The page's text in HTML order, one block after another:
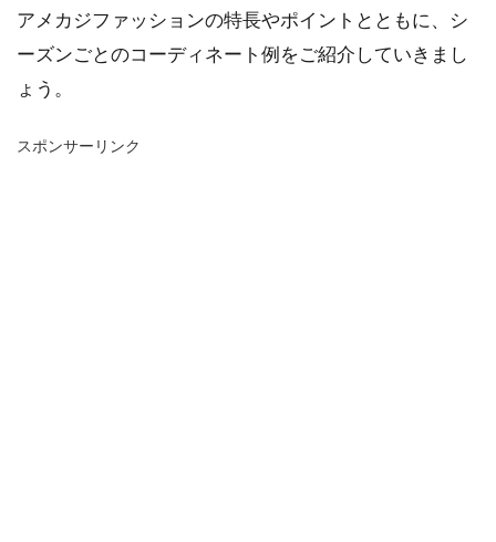
アメカジファッションの特長やポイントとともに、シ
ーズンごとのコーディネート例をご紹介していきまし
ょう。
スポンサーリンク